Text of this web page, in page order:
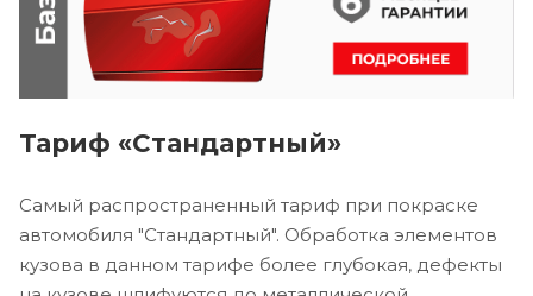
Тариф «Стандартный»
Самый распространенный тариф при покраске
автомобиля "Стандартный". Обработка элементов
кузова в данном тарифе более глубокая, дефекты